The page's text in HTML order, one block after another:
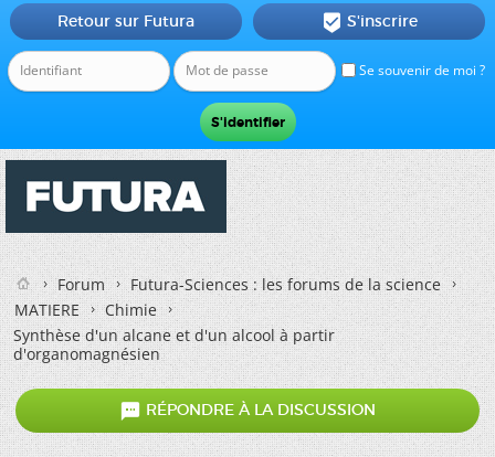
Se souvenir de moi ?
Retour sur Futura  S'inscrire
Forum
Futura-Sciences : les forums de la science
MATIERE
Chimie
Synthèse d'un alcane et d'un alcool à partir
d'organomagnésien
 RÉPONDRE À LA DISCUSSION